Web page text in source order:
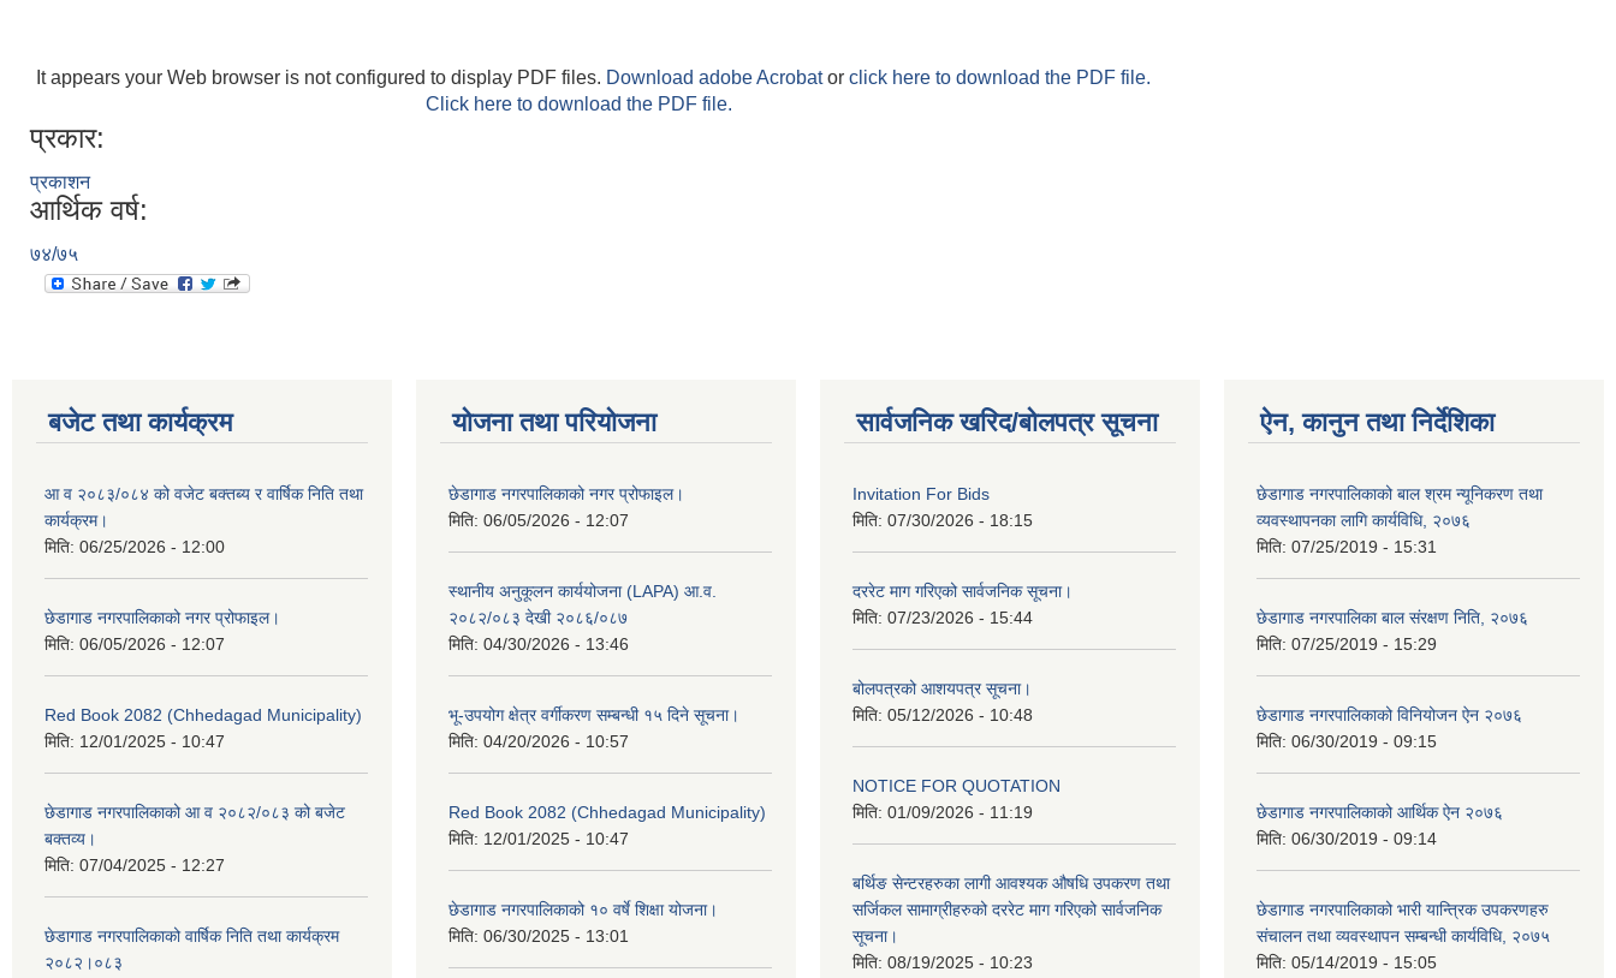
It appears your Web browser is not configured to display PDF files. Download adobe Acrobator click here to download the PDF file.
Click here to download the PDF file.
प्रकार:
प्रकाशन
आर्थिक वर्ष:
७४/७५
बजेट तथा कार्यक्रम
आ व २०८३/०८४ को वजेट बक्तब्य र वार्षिक निति तथा
कार्यक्रम।
मिति: 06/25/2026 - 12:00
छेडागाड नगरपालिकाको नगर प्रोफाइल।
मिति: 06/05/2026 - 12:07
Red Book 2082 (Chhedagad Municipality)
मिति: 12/01/2025 - 10:47
छेडागाड नगरपालिकाको आ व २०८२/०८३ को बजेट
बक्तव्य।
मिति: 07/04/2025 - 12:27
छेडागाड नगरपालिकाको वार्षिक निति तथा कार्यक्रम
२०८२।०८३
योजना तथा परियोजना
छेडागाड नगरपालिकाको नगर प्रोफाइल।
मिति: 06/05/2026 - 12:07
स्थानीय अनुकूलन कार्ययोजना (LAPA) आ.व.
२०८२/०८३ देखी २०८६/०८७
मिति: 04/30/2026 - 13:46
भू-उपयोग क्षेत्र वर्गीकरण सम्बन्धी १५ दिने सूचना।
मिति: 04/20/2026 - 10:57
Red Book 2082 (Chhedagad Municipality)
मिति: 12/01/2025 - 10:47
छेडागाड नगरपालिकाको १० वर्षे शिक्षा योजना।
मिति: 06/30/2025 - 13:01
सार्वजनिक खरिद/बोलपत्र सूचना
Invitation For Bids
मिति: 07/30/2026 - 18:15
दररेट माग गरिएको सार्वजनिक सूचना।
मिति: 07/23/2026 - 15:44
बोलपत्रको आशयपत्र सूचना।
मिति: 05/12/2026 - 10:48
NOTICE FOR QUOTATION
मिति: 01/09/2026 - 11:19
बर्थिङ सेन्टरहरुका लागी आवश्यक औषधि उपकरण तथा
सर्जिकल सामाग्रीहरुको दररेट माग गरिएको सार्वजनिक
सूचना।
मिति: 08/19/2025 - 10:23
ऐन, कानुन तथा निर्देशिका
छेडागाड नगरपालिकाको बाल श्रम न्यूनिकरण तथा
व्यवस्थापनका लागि कार्यविधि, २०७६
मिति: 07/25/2019 - 15:31
छेडागाड नगरपालिका बाल संरक्षण निति, २०७६
मिति: 07/25/2019 - 15:29
छेडागाड नगरपालिकाको विनियोजन ऐन २०७६
मिति: 06/30/2019 - 09:15
छेडागाड नगरपालिकाको आर्थिक ऐन २०७६
मिति: 06/30/2019 - 09:14
छेडागाड नगरपालिकाको भारी यान्त्रिक उपकरणहरु
संचालन तथा व्यवस्थापन सम्बन्धी कार्यविधि, २०७५
मिति: 05/14/2019 - 15:05